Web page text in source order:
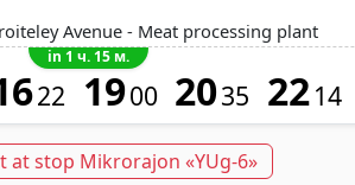
Avenue - Meat processing plant
in 1 ч. 15 м.
22 1900 2035 2214
at stop Mikrorajon «YUg-6»